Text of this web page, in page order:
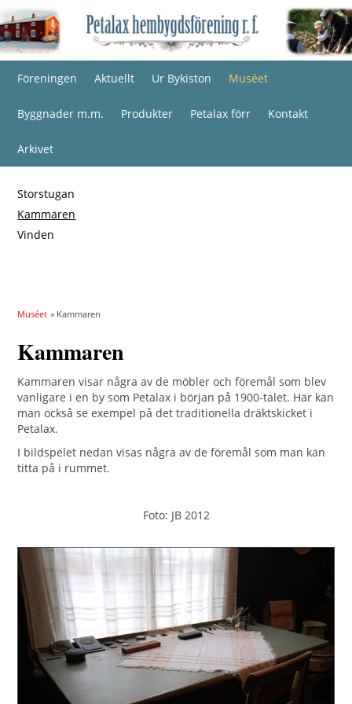
Föreningen Aktuellt Ur Bykiston Muséet
Byggnader m.m. Produkter Petalax förr Kontakt
Arkivet
Storstugan
Kammaren
Vinden
Muséet » Kammaren
Kammaren
Kammaren visar några av de möbler och föremål som blev
vanligare i en by som Petalax i början på 1900-talet. Här kan
man också se exempel på det traditionella dräktskicket i
Petalax.
I bildspelet nedan visas några av de föremål som man kan
titta på i rummet.
Foto: JB 2012